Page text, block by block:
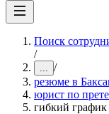
Поиск
/
... /
резюме в
юрист по
гибкий график